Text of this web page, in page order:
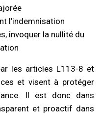
l’indemnisation
invoquer la nullité du
les articles L113-8 et
et visent à protéger
Il est donc dans
et proactif dans